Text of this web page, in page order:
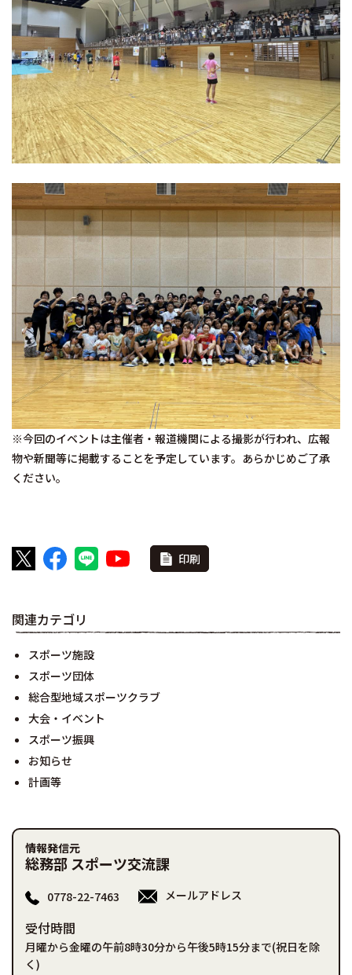
※今回のイベントは主催者・報道機関による撮影が行われ、広報
物や新聞等に掲載することを予定しています。あらかじめご了承
ください。
印刷
関連カテゴリ
スポーツ施設
スポーツ団体
総合型地域スポーツクラブ
大会・イベント
スポーツ振興
お知らせ
計画等
情報発信元
総務部 スポーツ交流課
0778-22-7463 メールアドレス
受付時間
月曜から金曜の午前8時30分から午後5時15分まで(祝日を除
く)